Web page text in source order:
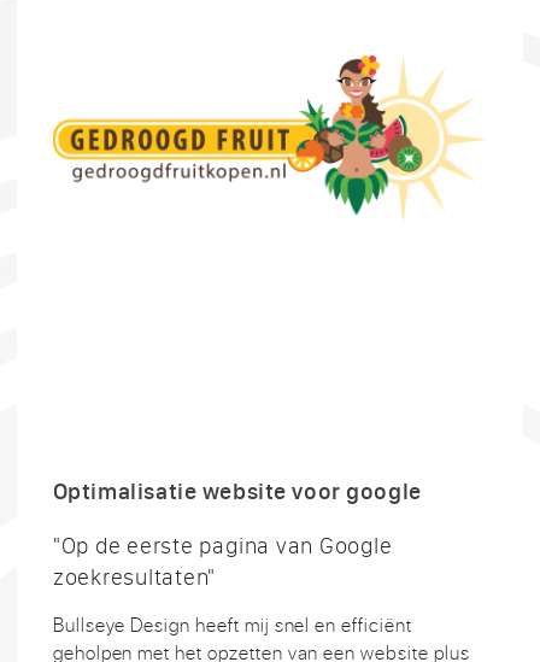
Optimalisatie website voor google
"Op de eerste pagina van Google
zoekresultaten"
Bullseye Design heeft mij snel en efficiënt
geholpen met het opzetten van een website plus